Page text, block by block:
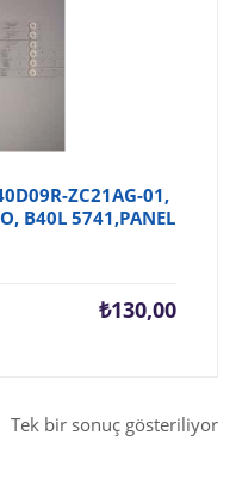
ZC21AG-01,
B40L 5741,PANEL
₺130,00
Şu
Tek bir sonuç gösteriliyor